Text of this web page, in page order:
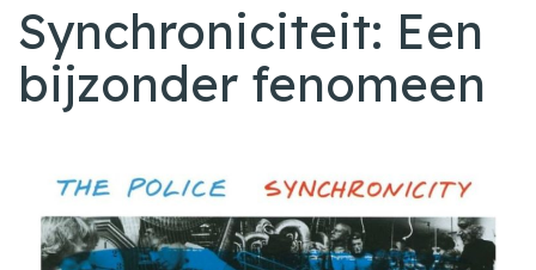
Synchroniciteit: Een
bijzonder fenomeen